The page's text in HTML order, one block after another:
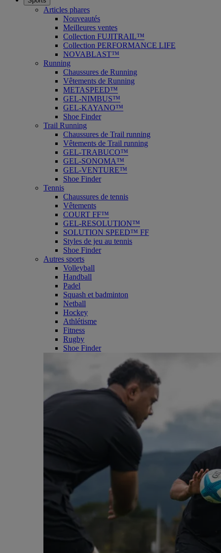
Articles phares
Nouveautés
Meilleures ventes
Collection FUJITRAIL™
Collection PERFORMANCE LIFE
NOVABLAST™
Running
Chaussures de Running
Vêtements de Running
METASPEED™
GEL-NIMBUS™
GEL-KAYANO™
Shoe Finder
Trail Running
Chaussures de Trail running
Vêtements de Trail running
GEL-TRABUCO™
GEL-SONOMA™
GEL-VENTURE™
Shoe Finder
Tennis
Chaussures de tennis
Vêtements
COURT FF™
GEL-RESOLUTION™
SOLUTION SPEED™ FF
Styles de jeu au tennis
Shoe Finder
Autres sports
Volleyball
Handball
Padel
Squash et badminton
Netball
Hockey
Athlétisme
Fitness
Rugby
Shoe Finder